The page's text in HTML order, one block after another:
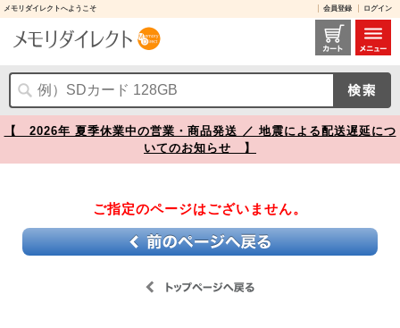
メモリダイレクトへようこそ 会員登録 ログイン
【】
【 2026年 夏季休業中の営業・商品発送 ／ 地震による配送遅延につ
いてのお知らせ 】
ご指定のページはございません。